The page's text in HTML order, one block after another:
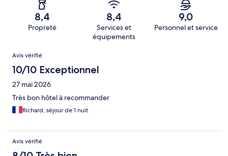
8,4
Propreté
8,4
Services et
équipements
9,0
Personnel et service
Avis
Avis vérifié
10/10 Exceptionnel
27 mai 2026
Très bon hôtel à recommander
Richard, séjour de 1 nuit
Avis vérifié